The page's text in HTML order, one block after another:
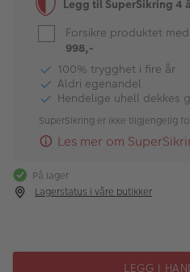
Legg til SuperSikring 4
Forsikre produktet
998,-
100% trygghet i fire år
Aldri egenandel
Hendelige uhell dekkes
SuperSikring er ikke tilgjengelig
Les mer om
På lager
Lagerstatus i våre butikker
LEGG I